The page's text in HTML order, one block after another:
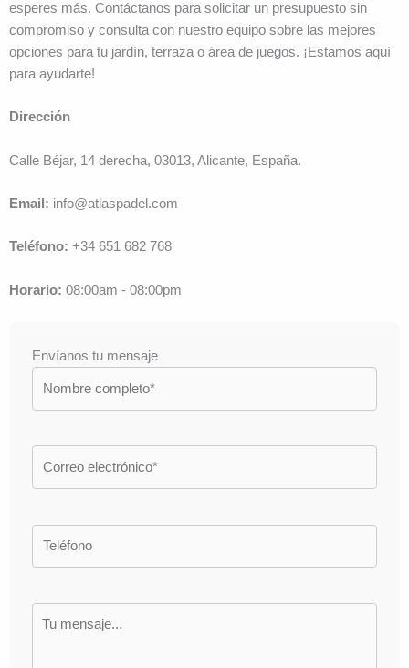
esperes más. Contáctanos para solicitar un presupuesto sin
compromiso y consulta con nuestro equipo sobre las mejores
opciones para tu jardín, terraza o área de juegos. ¡Estamos aquí
para ayudarte!
Dirección
Calle Béjar, 14 derecha, 03013, Alicante, España.
Email: info@atlaspadel.com
Teléfono: +34 651 682 768
Horario: 08:00am - 08:00pm
Envíanos tu mensaje